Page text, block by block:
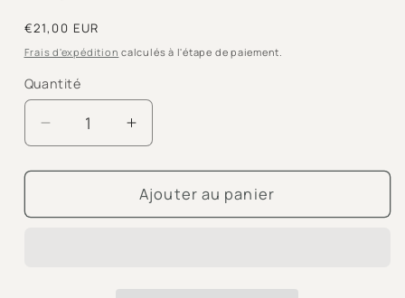
Prix
habituel
€21,00 EUR
Frais d'expédition calculés à l'étape de paiement.
Quantité
Quantité
Réduire
la
quantité
PUCE
Augmenter
la
quantité
de
PUCE
Ajouter au panier